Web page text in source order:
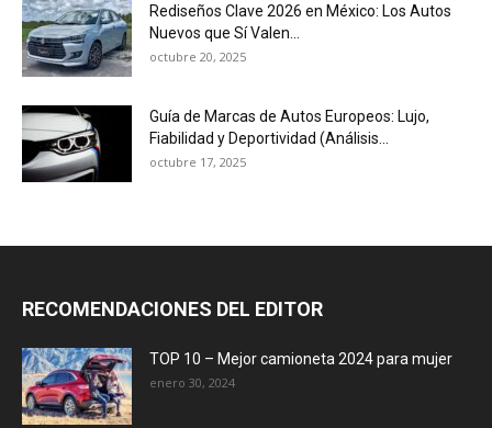
Rediseños Clave 2026 en México: Los Autos
Nuevos que Sí Valen...
octubre 20, 2025
Guía de Marcas de Autos Europeos: Lujo,
Fiabilidad y Deportividad (Análisis...
octubre 17, 2025
RECOMENDACIONES DEL EDITOR
TOP 10 – Mejor camioneta 2024 para mujer
enero 30, 2024